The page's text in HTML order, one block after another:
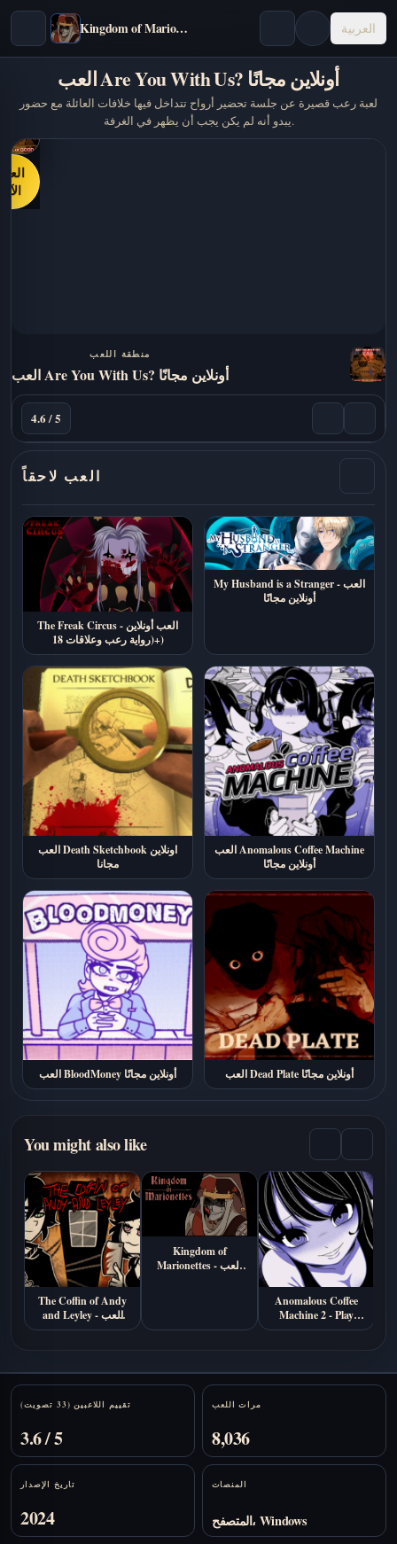
Kingdom of Marionettes العربية
العب Are You With Us? أونلاين مجانًا
لعبة رعب قصيرة عن جلسة تحضير أرواح تتداخل فيها خلافات العائلة مع حضور
يبدو أنه لم يكن يجب أن يظهر في الغرفة.
الآن
منطقة اللعب
العب Are You With Us? أونلاين مجانًا
4.6 / 5
العب لاحقاً
The Freak Circus - العب أونلاين
(رواية رعب وعلاقات 18+)
My Husband is a Stranger - العب
أونلاين مجانًا
العب Death Sketchbook اونلاين
مجانا
العب Anomalous Coffee Machine
أونلاين مجانًا
العب BloodMoney أونلاين مجانًا العب Dead Plate أونلاين مجانًا
You might also like
The Coffin of Andy
and Leyley - العب
أونلاين
Kingdom of
Marionettes - العب
Anomalous Coffee
Machine 2 - Play
Online Free
Stats
تقييم اللاعبين (33 تصويت)
3.6 / 5
مرات اللعب
8,036
تاريخ الإصدار
2024
المنصات
المتصفح، Windows